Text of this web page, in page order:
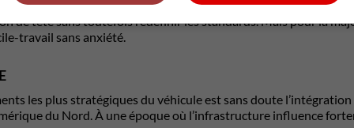
km avec les roues de 18 pouces et 438 km avec les jantes
de tête sans toutefois redéfinir les standards. Mais pour la
travail sans anxiété.
les plus stratégiques du véhicule est sans doute
du Nord. À une époque où l’infrastructure influence